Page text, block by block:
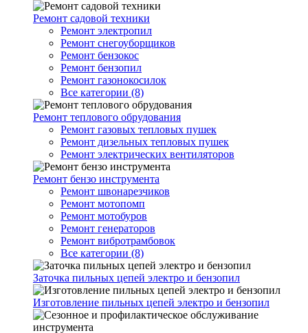
Ремонт садовой техники
Ремонт электропил
Ремонт снегоуборщиков
Ремонт бензокос
Ремонт бензопил
Ремонт газонокосилок
Все категории (8)
Ремонт теплового обрудования
Ремонт газовых тепловых пушек
Ремонт дизельных тепловых пушек
Ремонт электрических вентиляторов
Ремонт бензо инструмента
Ремонт швонарезчиков
Ремонт мотопомп
Ремонт мотобуров
Ремонт генераторов
Ремонт вибротрамбовок
Все категории (8)
Заточка пильных цепей электро и бензопил
Изготовление пильных цепей электро и бензопил